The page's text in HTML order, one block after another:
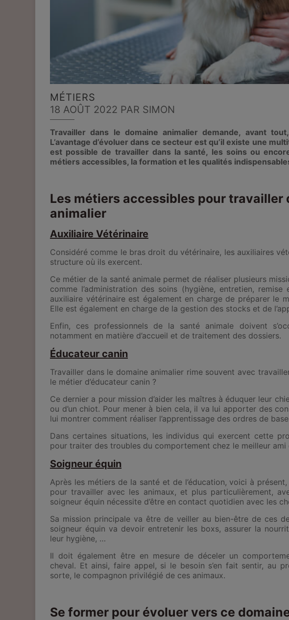
MÉTIERS
18 AOÛT 2022 PAR SIMON
Travailler dans le domaine animalier demande, avant
L’avantage d’évoluer dans ce secteur est qu’il existe une
est possible de travailler dans la santé, les soins ou
métiers accessibles, la formation et les qualités
Les métiers accessibles pour travailler
animalier
Auxiliaire Vétérinaire
Considéré comme le bras droit du vétérinaire, les auxiliaires
structure où ils exercent.
Ce métier de la santé animale permet de réaliser plusieurs
comme l’administration des soins (hygiène, entretien,
auxiliaire vétérinaire est également en charge de préparer le
Elle est également en charge de la gestion des stocks et de
Enfin, ces professionnels de la santé animale doivent
notamment en matière d’accueil et de traitement des dossiers.
Éducateur canin
Travailler dans le domaine animalier rime souvent avec
le métier d’éducateur canin ?
Ce dernier a pour mission d’aider les maîtres à éduquer leur
ou d’un chiot. Pour mener à bien cela, il va lui apporter des
lui montrer comment réaliser l’apprentissage des ordres de
Dans certaines situations, les individus qui exercent cette
pour traiter des troubles du comportement chez le meilleur ami
Soigneur équin
Après les métiers de la santé et de l’éducation, voici à
pour travailler avec les animaux, et plus particulièrement,
soigneur équin nécessite d’être en contact quotidien avec les
Sa mission principale va être de veiller au bien-être de ces
soigneur équin va devoir entretenir les boxs, assurer la
leur hygiène, …
Il doit également être en mesure de déceler un
cheval. Et ainsi, faire appel, si le besoin s’en fait sentir, au
sorte, le compagnon privilégié de ces animaux.
Se former pour évoluer vers ce